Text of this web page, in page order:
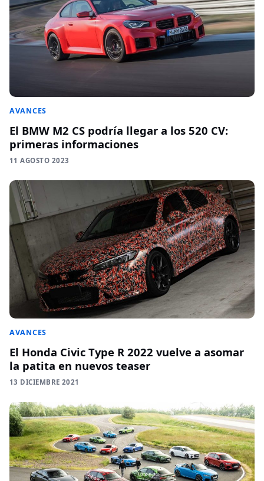
AVANCES
El BMW M2 CS podría llegar a los 520 CV:
primeras informaciones
11 AGOSTO 2023
AVANCES
El Honda Civic Type R 2022 vuelve a asomar
la patita en nuevos teaser
13 DICIEMBRE 2021